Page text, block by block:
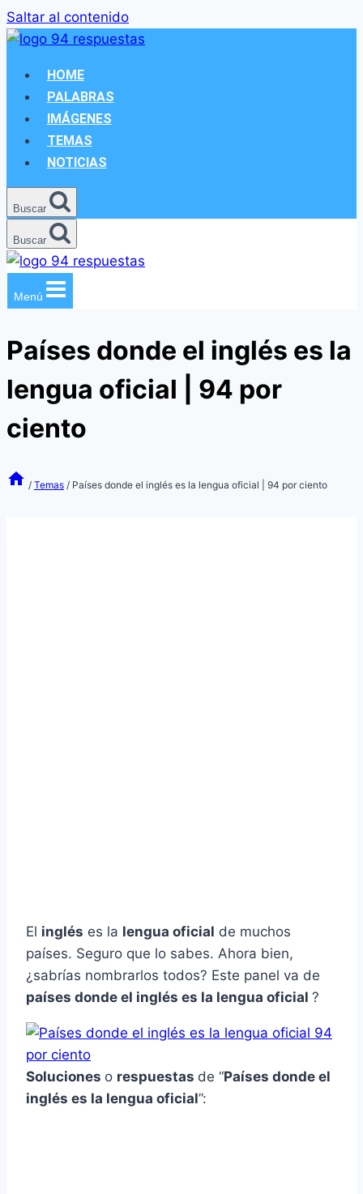
Saltar al contenido
HOME
PALABRAS
IMÁGENES
TEMAS
NOTICIAS
Buscar
Buscar
Menú
Países donde el inglés es la
lengua oficial | 94 por
ciento
/ Temas / Países donde el inglés es la lengua oficial | 94 por ciento
El inglés es la lengua oficial de muchos
países. Seguro que lo sabes. Ahora bien,
¿sabrías nombrarlos todos? Este panel va de
países donde el inglés es la lengua oficial ?
Soluciones o respuestas de “Países donde el
inglés es la lengua oficial”: